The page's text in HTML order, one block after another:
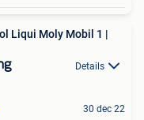
Liqui Moly Mobil 1 |
Details
30 dec 22